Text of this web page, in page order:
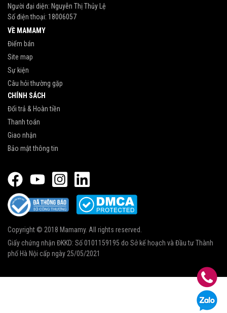
Người đại diện: Nguyễn Thị Thủy Lệ
Số điện thoại: 18006057
VỀ MAMAMY
Điểm bán
Site map
Sự kiện
Câu hỏi thường gặp
CHÍNH SÁCH
Đổi trả & Hoàn tiền
Thanh toán
Giao nhận
Bảo mật thông tin
Copyright © 2018 Mamamy. All rights reserved.
Giấy chứng nhận ĐKKD: Số 0101159195 do Sở kế hoạch và Đầu tư Thành
phố Hà Nội cấp ngày 25/05/2021